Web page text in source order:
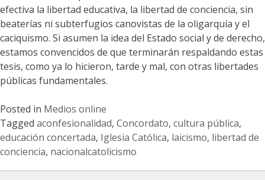
efectiva la libertad educativa, la libertad de conciencia, sin
beaterías ni subterfugios canovistas de la oligarquía y el
caciquismo. Si asumen la idea del Estado social y de derecho,
estamos convencidos de que terminarán respaldando estas
tesis, como ya lo hicieron, tarde y mal, con otras libertades
públicas fundamentales.
Posted in Medios online
Tagged aconfesionalidad, Concordato, cultura pública,
educación concertada, Iglesia Católica, laicismo, libertad de
conciencia, nacionalcatolicismo